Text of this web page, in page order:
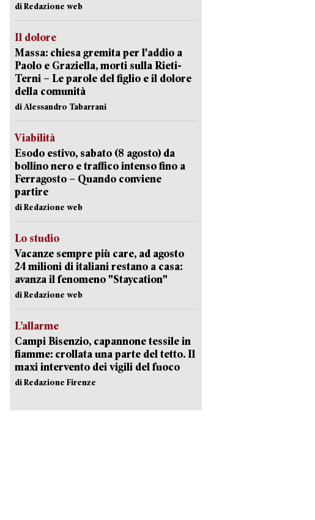
di Redazione web
Il dolore
Massa: chiesa gremita per l'addio a
Paolo e Graziella, morti sulla Rieti-
Terni – Le parole del figlio e il dolore
della comunità
di Alessandro Tabarrani
Viabilità
Esodo estivo, sabato (8 agosto) da
bollino nero e traffico intenso fino a
Ferragosto – Quando conviene
partire
di Redazione web
Lo studio
Vacanze sempre più care, ad agosto
24 milioni di italiani restano a casa:
avanza il fenomeno "Staycation"
di Redazione web
L’allarme
Campi Bisenzio, capannone tessile in
fiamme: crollata una parte del tetto. Il
maxi intervento dei vigili del fuoco
di Redazione Firenze